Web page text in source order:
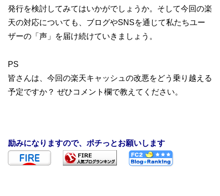
発行を検討してみてはいかがでしょうか。そして今回の楽
天の対応についても、ブログやSNSを通じて私たちユー
ザーの「声」を届け続けていきましょう。
PS
皆さんは、今回の楽天キャッシュの改悪をどう乗り越える
予定ですか？ ぜひコメント欄で教えてください。
励みになりますので、ポチっとお願いします